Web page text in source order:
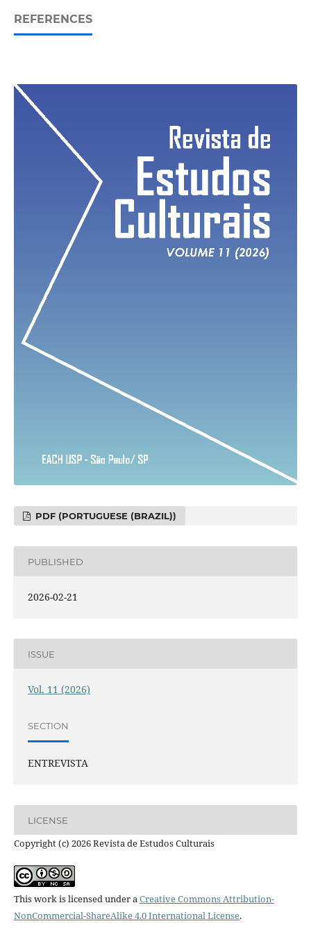
REFERENCES
PDF (PORTUGUESE (BRAZIL))
PUBLISHED
2026-02-21
ISSUE
Vol. 11 (2026)
SECTION
ENTREVISTA
LICENSE
Copyright (c) 2026 Revista de Estudos Culturais
This work is licensed under aCreative Commons Attribution-
NonCommercial-ShareAlike 4.0 International License.